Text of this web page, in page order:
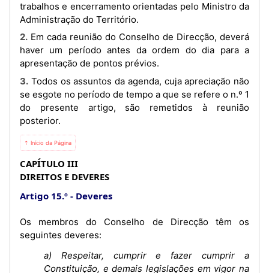
trabalhos e encerramento orientadas pelo Ministro da
Administração do Território.
2. Em cada reunião do Conselho de Direcção, deverá
haver um período antes da ordem do dia para a
apresentação de pontos prévios.
3. Todos os assuntos da agenda, cuja apreciação não
se esgote no período de tempo a que se refere o n.º 1
do presente artigo, são remetidos à reunião
posterior.
⇡ Início da Página
CAPÍTULO III
DIREITOS E DEVERES
Artigo 15.º
Deveres
Os membros do Conselho de Direcção têm os
seguintes deveres:
a) Respeitar, cumprir e fazer cumprir a
Constituição, e demais legislações em vigor na